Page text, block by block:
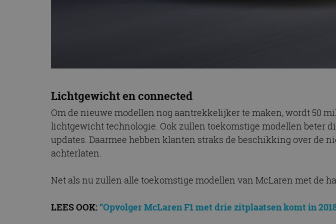
Lichtgewicht en connected
Om de nieuwe modellen nog aantrekkelijker te maken, wordt 50
lichtgewicht technologie. Ook zullen toekomstige modellen beter
updates. Daarmee hebben klanten straks de beschikking over de
achterlaten.
Net als nu zullen alle toekomstige modellen van McLaren met de
LEES OOK: “Opvolger McLaren F1 met drie zitplaatsen komt in